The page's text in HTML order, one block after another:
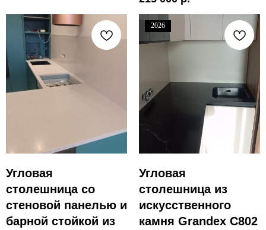
Угловая
столешница со
стеновой панелью и
барной стойкой из
2026
Угловая
столешница из
искусственного
камня Grandex C802